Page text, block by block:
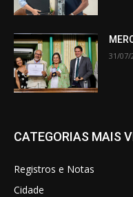
31/07/
CATEGORIAS MAIS
Registros e Notas
Cidade